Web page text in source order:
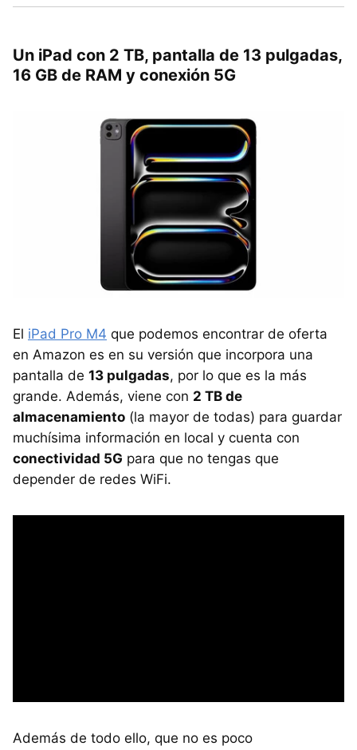
Un iPad con 2 TB, pantalla de 13 pulgadas,
16 GB de RAM y conexión 5G
El iPad Pro M4 que podemos encontrar de oferta
en Amazon es en su versión que incorpora una
pantalla de 13 pulgadas, por lo que es la más
grande. Además, viene con 2 TB de
almacenamiento (la mayor de todas) para guardar
muchísima información en local y cuenta con
conectividad 5G para que no tengas que
depender de redes WiFi.
Además de todo ello, que no es poco